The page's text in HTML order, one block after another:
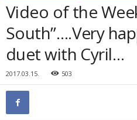
Video of the
South”….Very
duet with Cyril…
2017.03.15. 503